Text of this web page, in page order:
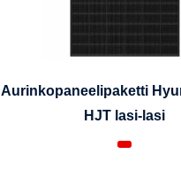
Aurinkopaneelipaketti
HJT lasi-lasi